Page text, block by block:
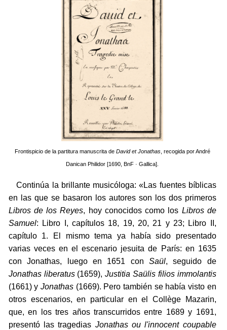
Frontispicio de la partitura manuscrita de David et Jonathas, recogida por André
Danican Philidor [1690, BnF · Gallica].
Continúa la brillante musicóloga: «Las fuentes bíblicas
en las que se basaron los autores son los dos primeros
Libros de los Reyes, hoy conocidos como los Libros de
Samuel: Libro I, capítulos 18, 19, 20, 21 y 23; Libro II,
capítulo 1. El mismo tema ya había sido presentado
varias veces en el escenario jesuita de París: en 1635
con Jonathas, luego en 1651 conSaül, seguido de
Jonathas liberatus(1659),Justitia Saülis filios immolantis
(1661) yJonathas (1669). Pero también se había visto en
otros escenarios, en particular en el Collège Mazarin,
que, en los tres años transcurridos entre 1689 y 1691,
presentó las tragedias Jonathas ou l'innocent coupable